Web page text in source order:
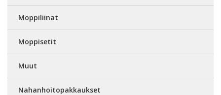
Moppiliinat
Moppisetit
Muut
Nahanhoitopakkaukset